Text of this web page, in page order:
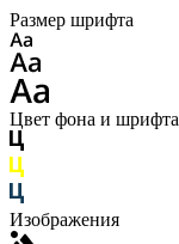
Размер шрифта
Цвет фона и шрифта
Изображения